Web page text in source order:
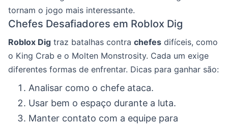
tornam o jogo mais interessante.
Chefes Desafiadores em Roblox Dig
Roblox Dig traz batalhas contra chefes difíceis, como
o King Crab e o Molten Monstrosity. Cada um exige
diferentes formas de enfrentar. Dicas para ganhar são:
Analisar como o chefe ataca.
Usar bem o espaço durante a luta.
Manter contato com a equipe para